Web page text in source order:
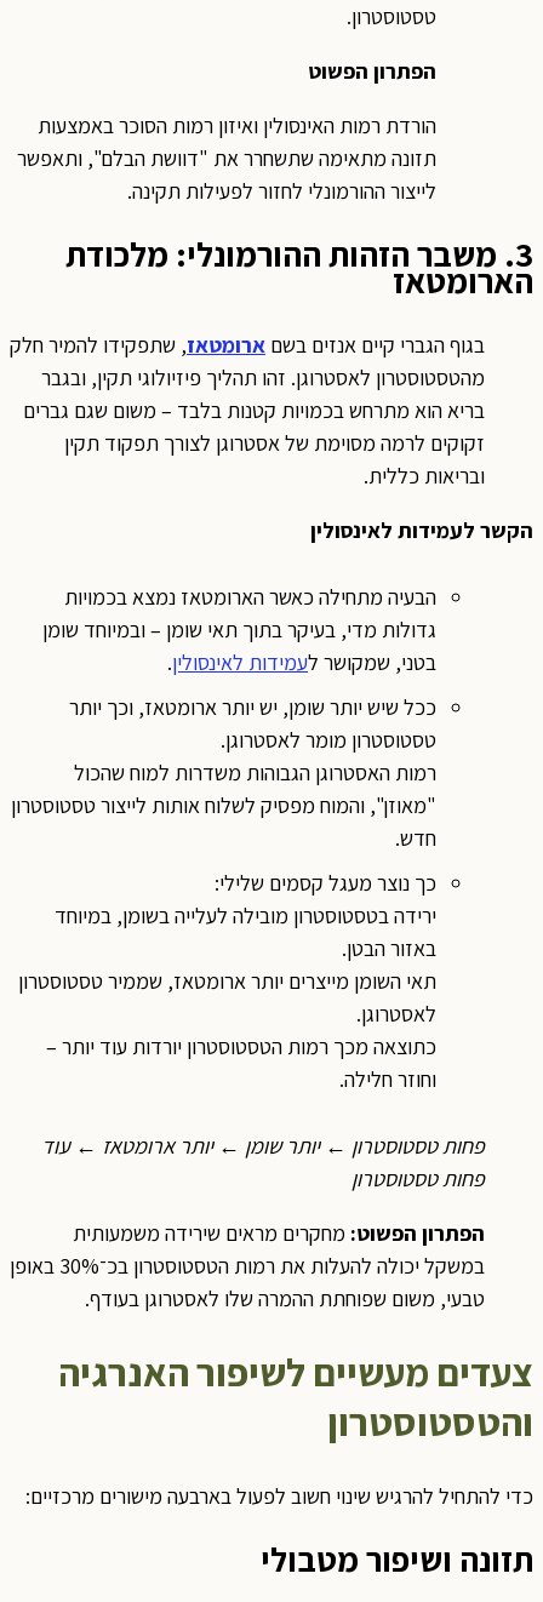
טסטוסטרון.
הפתרון הפשוט
הורדת רמות האינסולין ואיזון רמות הסוכר באמצעות
תזונה מתאימה שתשחרר את "דוושת הבלם", ותאפשר
לייצור ההורמונלי לחזור לפעילות תקינה.
3. משבר הזהות ההורמונלי: מלכודת
הארומטאז
בגוף הגברי קיים אנזים בשם ארומטאז, שתפקידו להמיר חלק
מהטסטוסטרון לאסטרוגן. זהו תהליך פיזיולוגי תקין, ובגבר
בריא הוא מתרחש בכמויות קטנות בלבד – משום שגם גברים
זקוקים לרמה מסוימת של אסטרוגן לצורך תפקוד תקין
ובריאות כללית.
הקשר לעמידות לאינסולין
הבעיה מתחילה כאשר הארומטאז נמצא בכמויות
גדולות מדי, בעיקר בתוך תאי שומן – ובמיוחד שומן
בטני, שמקושר לעמידות לאינסולין.
ככל שיש יותר שומן, יש יותר ארומטאז, וכך יותר
טסטוסטרון מומר לאסטרוגן.
רמות האסטרוגן הגבוהות משדרות למוח שהכול
"מאוזן", והמוח מפסיק לשלוח אותות לייצור טסטוסטרון
חדש.
כך נוצר מעגל קסמים שלילי:
ירידה בטסטוסטרון מובילה לעלייה בשומן, במיוחד
באזור הבטן.
תאי השומן מייצרים יותר ארומטאז, שממיר טסטוסטרון
לאסטרוגן.
כתוצאה מכך רמות הטסטוסטרון יורדות עוד יותר –
וחוזר חלילה.
פחות טסטוסטרון ← יותר שומן ← יותר ארומטאז ← עוד
פחות טסטוסטרון
הפתרון הפשוט: מחקרים מראים שירידה משמעותית
במשקל יכולה להעלות את רמות הטסטוסטרון בכ־30% באופן
טבעי, משום שפוחתת ההמרה שלו לאסטרוגן בעודף.
צעדים מעשיים לשיפור האנרגיה
והטסטוסטרון
כדי להתחיל להרגיש שינוי חשוב לפעול בארבעה מישורים מרכזיים:
תזונה ושיפור מטבולי